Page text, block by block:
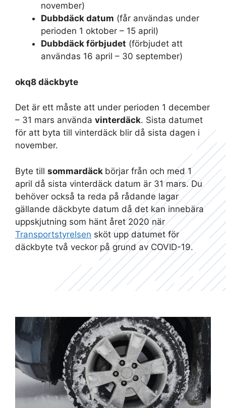
november)
Dubbdäck datum (får användas under
perioden 1 oktober – 15 april)
Dubbdäck förbjudet (förbjudet att
användas 16 april – 30 september)
okq8 däckbyte
Det är ett måste att under perioden 1 december
– 31 mars använda vinterdäck. Sista datumet
för att byta till vinterdäck blir då sista dagen i
november.
Byte till sommardäck börjar från och med 1
april då sista vinterdäck datum är 31 mars. Du
behöver också ta reda på rådande lagar
gällande däckbyte datum då det kan innebära
uppskjutning som hänt året 2020 när
Transportstyrelsen sköt upp datumet för
däckbyte två veckor på grund av COVID-19.